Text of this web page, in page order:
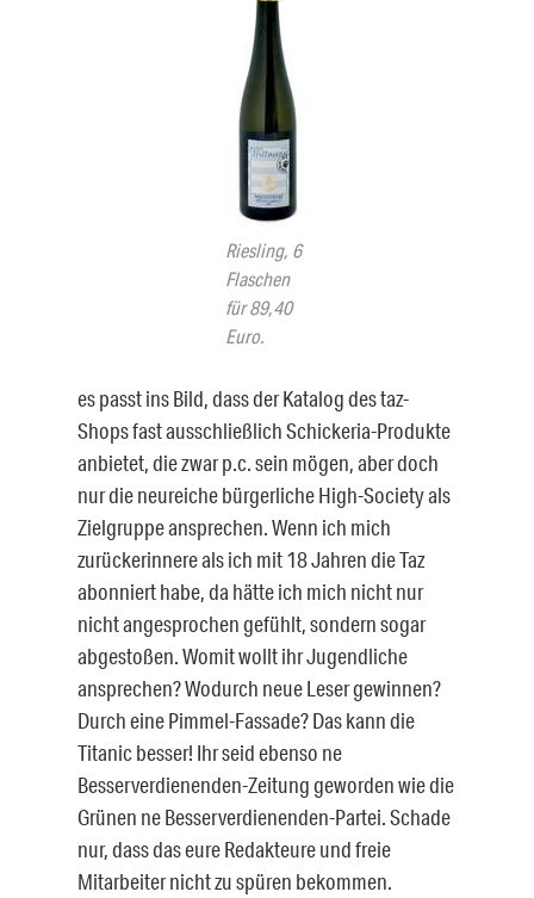
Riesling, 6
Flaschen
für 89,40
Euro.
es passt ins Bild, dass der Katalog des taz-
Shops fast ausschließlich Schickeria-Produkte
anbietet, die zwar p.c. sein mögen, aber doch
nur die neureiche bürgerliche High-Society als
Zielgruppe ansprechen. Wenn ich mich
zurückerinnere als ich mit 18 Jahren die Taz
abonniert habe, da hätte ich mich nicht nur
nicht angesprochen gefühlt, sondern sogar
abgestoßen. Womit wollt ihr Jugendliche
ansprechen? Wodurch neue Leser gewinnen?
Durch eine Pimmel-Fassade? Das kann die
Titanic besser! Ihr seid ebenso ne
Besserverdienenden-Zeitung geworden wie die
Grünen ne Besserverdienenden-Partei. Schade
nur, dass das eure Redakteure und freie
Mitarbeiter nicht zu spüren bekommen.